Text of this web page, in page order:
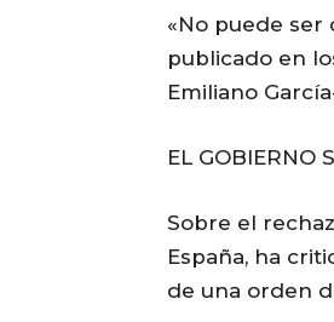
«No puede ser
publicado en
Emiliano
EL GOBIERNO
Sobre el
España, ha
de una orden